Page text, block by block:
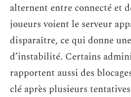
alternent entre connecté et
joueurs voient le serveur
disparaître, ce qui donne
d’instabilité. Certains
rapportent aussi des
clé après plusieurs